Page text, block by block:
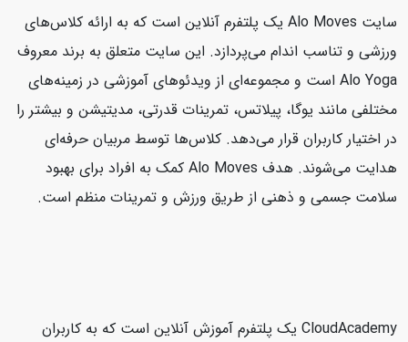
سایت Alo Moves یک پلتفرم آنلاین است که به ارائه کلاس‌های
ورزشی و تناسب اندام می‌پردازد. این سایت متعلق به برند معروف
Alo Yoga است و مجموعه‌ای از ویدئوهای آموزشی در زمینه‌های
مختلفی مانند یوگا، پیلاتس، تمرینات قدرتی، مدیتیشن و بیشتر را
در اختیار کاربران قرار می‌دهد. کلاس‌ها توسط مربیان حرفه‌ای
هدایت می‌شوند. هدف Alo Moves کمک به افراد برای بهبود
سلامت جسمی و ذهنی از طریق ورزش و تمرینات منظم است.
CloudAcademy یک پلتفرم آموزش آنلاین است که به کاربران